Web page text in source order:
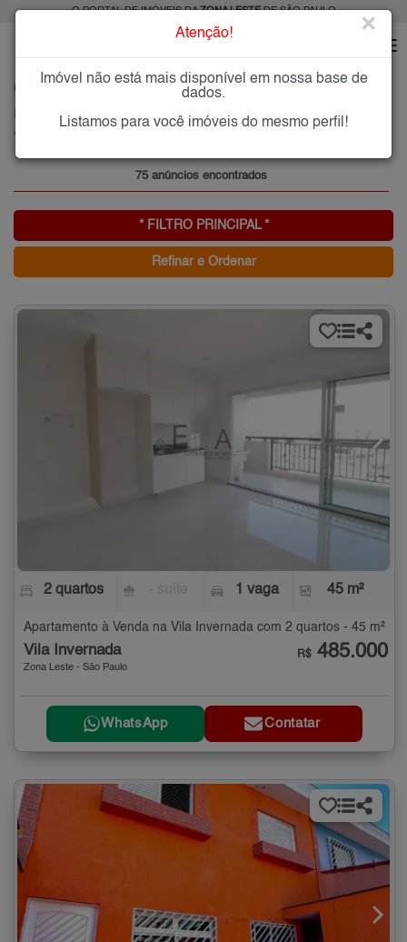
O PORTAL DE IMÓVEIS DAZONA LESTEDE SÃO PAULO
VILA INVERNADA
Imóveis à Venda na Vila Invernada, Zona Leste de São Paulo
Vila Invernada, Zona Leste
75 anúncios encontrados
* FILTRO PRINCIPAL *
Refinar e Ordenar
2 quartos 1 vaga 45 m²
Apartamento à Venda na Vila Invernada com 2 quartos - 45 m²
Vila Invernada
Zona Leste - São Paulo
R$ 485.000
WhatsApp Contatar
Atenção! ×
Imóvel não está mais disponível em nossa base de
dados.
Listamos para você imóveis do mesmo perfil!